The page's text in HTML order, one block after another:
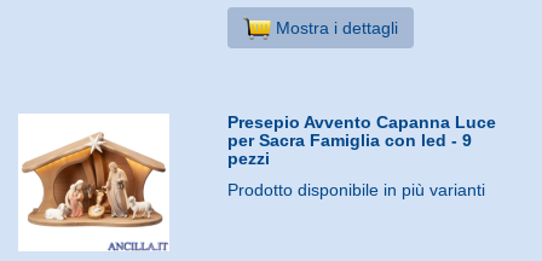
Mostra i dettagli
Presepio Avvento Capanna Luce
per Sacra Famiglia con led - 9
pezzi
Prodotto disponibile in più varianti